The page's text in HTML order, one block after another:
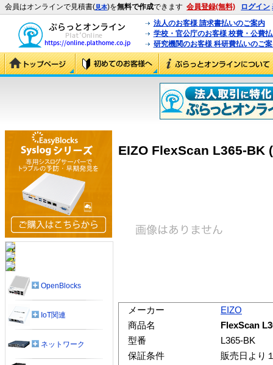
会員はオンラインで見積書(見本)を無料で作成できます 会員登録(無料) ログイン
法人のお客様 請求書払いのご案内
学校・官公庁のお客様 校費・公費
研究機関のお客様 科研費払いのご
EIZO FlexScan L365-BK
メーカー
EIZO
商品名
FlexScan
型番
L365-BK
保証条件
販売日より
OpenBlocks
IoT関連
ネットワーク